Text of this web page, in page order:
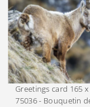
Greetings card 165
75036 - Bouquetin